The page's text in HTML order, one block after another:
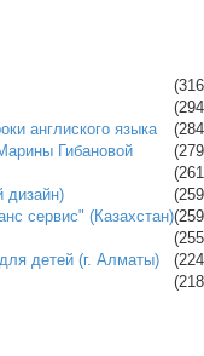
англиского языка
Гибановой
дизайн)
сервис" (Казахстан)
детей (г. Алматы)